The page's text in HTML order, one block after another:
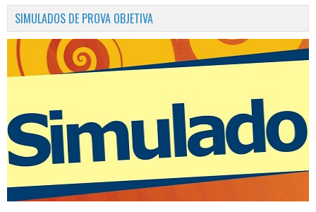
SIMULADOS DE PROVA OBJETIVA